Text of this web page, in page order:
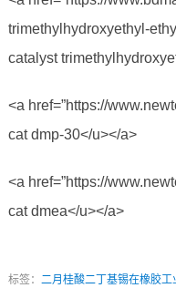
trimethylhydroxyethyl-
catalyst
<a href=”https://
cat dmp-30</u></a>
<a href=”https://
cat dmea</u></a>
标签： 二月桂酸二丁基锡在橡胶